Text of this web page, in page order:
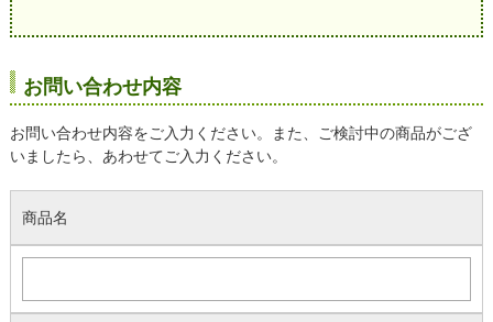
お問い合わせ内容
お問い合わせ内容をご入力ください。また、ご検討中の商品がござ
いましたら、あわせてご入力ください。
商品名